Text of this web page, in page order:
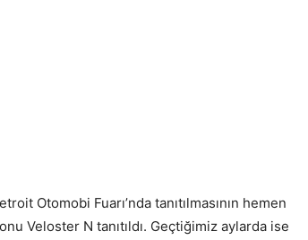
Otomobi Fuarı’nda tanıtılmasının hemen
Veloster N tanıtıldı. Geçtiğimiz aylarda ise